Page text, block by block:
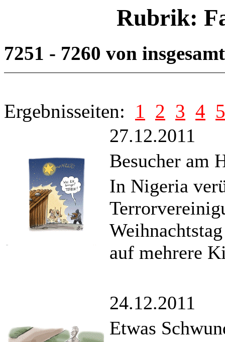
Rubrik:
7251 - 7260 von
Ergebnisseiten: 1 2 3 4 5
27.12.2011
Besucher am
In Nigeria
auf mehrere
24.12.2011
Etwas